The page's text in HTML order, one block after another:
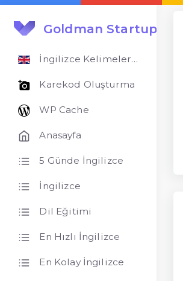
Goldman Startups
İngilizce Kelimeler Öğren
Karekod Oluşturma
WP Cache
Anasayfa
5 Günde İngilizce
İngilizce
Dil Eğitimi
En Hızlı İngilizce
En Kolay İngilizce